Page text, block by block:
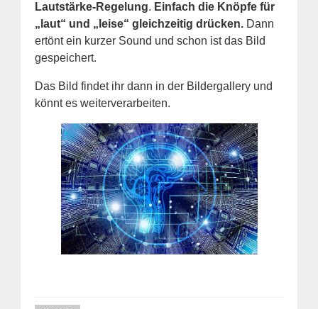
Lautstärke-Regelung. Einfach die Knöpfe für
„laut“ und „leise“ gleichzeitig drücken. Dann
ertönt ein kurzer Sound und schon ist das Bild
gespeichert.
Das Bild findet ihr dann in der Bildergallery und
könnt es weiterverarbeiten.